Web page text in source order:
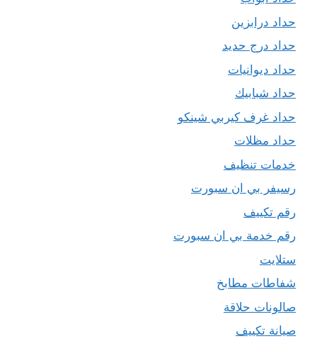
حداد درابزين
حداد درج حديد
حداد ديوانيات
حداد شبابيك
حداد غرف كيربي شينكو
حداد مظلات
خدمات تنظيف
رسيفر بي ان سبورت
رقم تكييف
رقم خدمة بي ان سبورت
ستلايت
شفاطات مطابخ
صالونات حلاقة
صيانة تكييف